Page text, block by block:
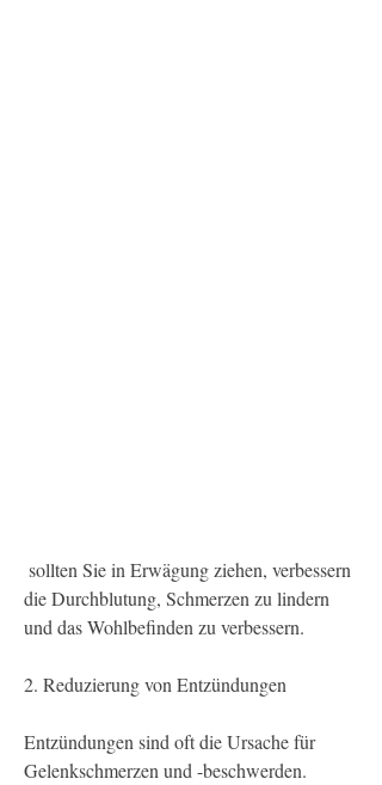
die Durchblutung, Schmerzen zu lindern
und das Wohlbefinden zu verbessern.
2. Reduzierung von Entzündungen
Entzündungen sind oft die Ursache für
Gelenkschmerzen und -beschwerden.